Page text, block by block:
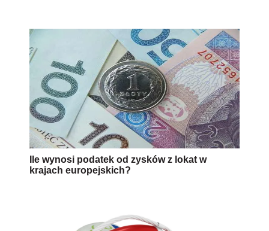
Ile wynosi podatek od zysków z lokat w
krajach europejskich?